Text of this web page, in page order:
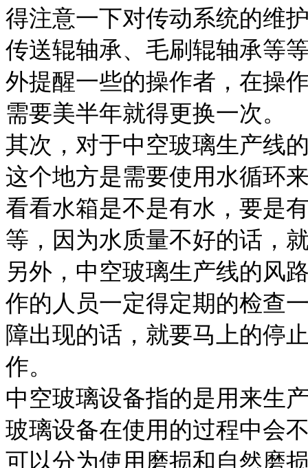
得注意一下对传动系统的维
传送辊轴承、毛刷辊轴承等
外提醒一些的操作者，在操
需要美半年就得更换一次。
其次，对于中空玻璃生产线
这个地方是需要使用水循环
看看水箱是不是有水，要是
等，因为水质量不好的话，
另外，中空玻璃生产线的风
作的人员一定得定期的检查
障出现的话，就要马上的停
作。
中空玻璃设备指的是用来生
玻璃设备在使用的过程中会
可以分为使用磨损和自然磨